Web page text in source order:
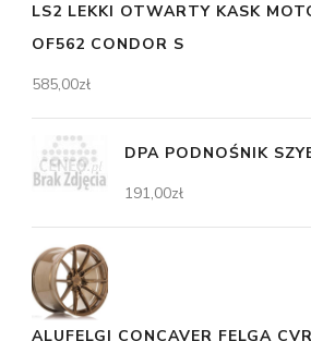
LS2 LEKKI OTWARTY KASK
OF562 CONDOR S
585,00zł
DPA PODNOŚNIK
191,00zł
ALUFELGI CONCAVER FELGA